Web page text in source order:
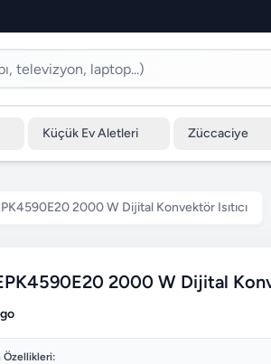
Küçük Ev Aletleri Züccaciye
2000 W Dijital Konvektör Isıtıcı
2000 W Dijital
Özellikleri: